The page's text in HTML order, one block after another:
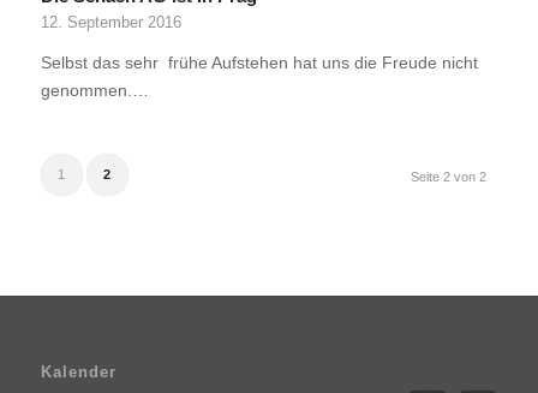
12. September 2016
Selbst das sehr frühe Aufstehen hat uns die Freude nicht
genommen.…
Seite 2 von 2
1 2
Kalender